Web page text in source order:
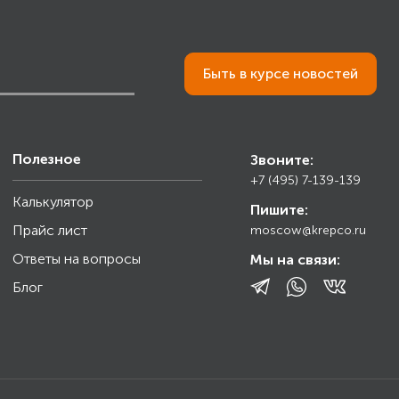
Быть в курсе новостей
Полезное
Калькулятор
Прайс лист
Ответы на вопросы
Блог
Звоните:
+7 (495) 7-139-139
Пишите:
moscow@krepco.ru
Мы на связи: